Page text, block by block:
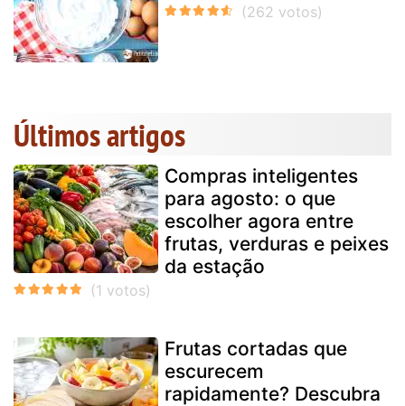
Últimos artigos
Compras inteligentes
para agosto: o que
escolher agora entre
frutas, verduras e peixes
da estação
Frutas cortadas que
escurecem
rapidamente? Descubra